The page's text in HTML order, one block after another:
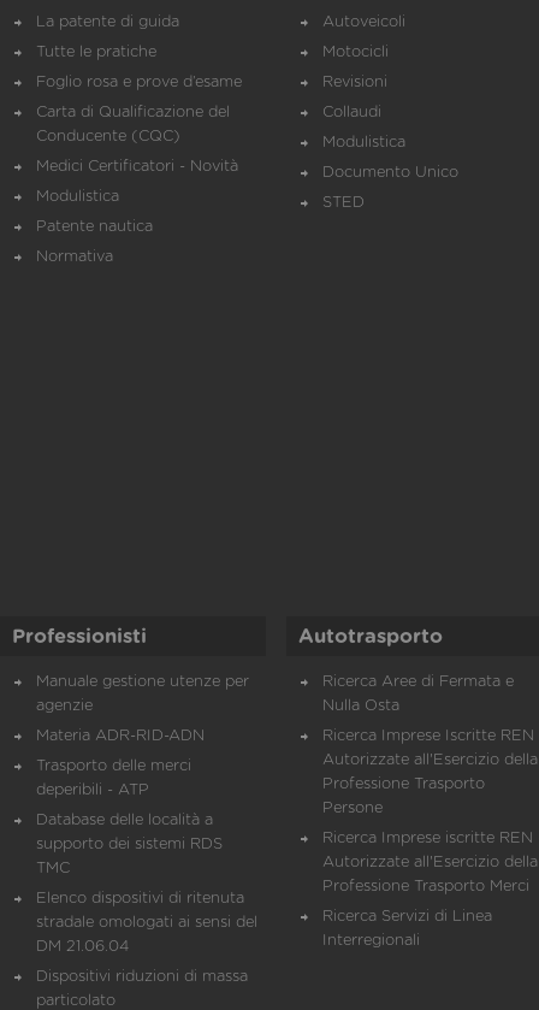
La patente di guida
Tutte le pratiche
Foglio rosa e prove d’esame
Carta di Qualificazione del
Conducente (CQC)
Medici Certificatori - Novità
Modulistica
Patente nautica
Normativa
Autoveicoli
Motocicli
Revisioni
Collaudi
Modulistica
Documento Unico
STED
Professionisti
Manuale gestione utenze per
agenzie
Materia ADR-RID-ADN
Trasporto delle merci
deperibili - ATP
Database delle località a
supporto dei sistemi RDS
TMC
Elenco dispositivi di ritenuta
stradale omologati ai sensi del
DM 21.06.04
Dispositivi riduzioni di massa
particolato
Autotrasporto
Ricerca Aree di Fermata e
Nulla Osta
Ricerca Imprese Iscritte REN
Autorizzate all'Esercizio della
Professione Trasporto
Persone
Ricerca Imprese iscritte REN
Autorizzate all'Esercizio della
Professione Trasporto Merci
Ricerca Servizi di Linea
Interregionali